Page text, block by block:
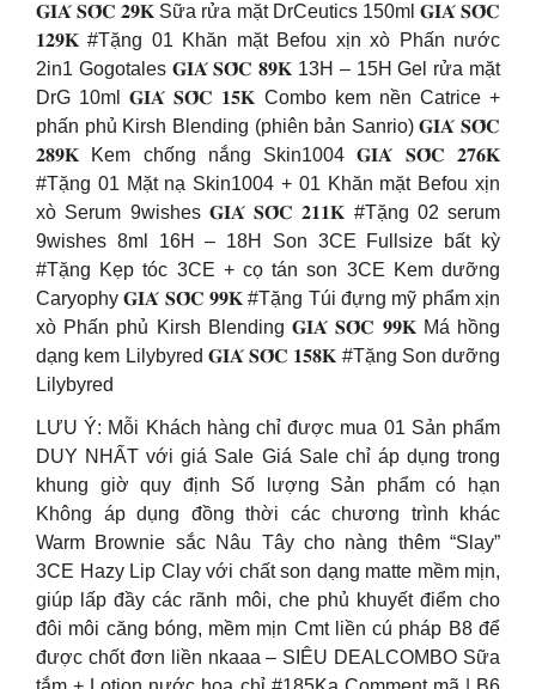
𝐆𝐈𝐀́ 𝐒𝐎̂́𝐂 𝟐𝟗𝐊 Sữa rửa mặt DrCeutics 150ml 𝐆𝐈𝐀́ 𝐒𝐎̂́𝐂
𝟏𝟐𝟗𝐊 #Tặng 01 Khăn mặt Befou xịn xò Phấn nước
2in1 Gogotales 𝐆𝐈𝐀́ 𝐒𝐎̂́𝐂 𝟖𝟗𝐊 13H – 15H Gel rửa mặt
DrG 10ml 𝐆𝐈𝐀́ 𝐒𝐎̂́𝐂 𝟏𝟓𝐊 Combo kem nền Catrice +
phấn phủ Kirsh Blending (phiên bản Sanrio) 𝐆𝐈𝐀́ 𝐒𝐎̂́𝐂
𝟐𝟖𝟗𝐊 Kem chống nắng Skin1004 𝐆𝐈𝐀́ 𝐒𝐎̂́𝐂 𝟐𝟕𝟔𝐊
#Tặng 01 Mặt nạ Skin1004 + 01 Khăn mặt Befou xịn
xò Serum 9wishes 𝐆𝐈𝐀́ 𝐒𝐎̂́𝐂 𝟐𝟏𝟏𝐊 #Tặng 02 serum
9wishes 8ml 16H – 18H Son 3CE Fullsize bất kỳ
#Tặng Kẹp tóc 3CE + cọ tán son 3CE Kem dưỡng
Caryophy 𝐆𝐈𝐀́ 𝐒𝐎̂́𝐂 𝟗𝟗𝐊 #Tặng Túi đựng mỹ phẩm xịn
xò Phấn phủ Kirsh Blending 𝐆𝐈𝐀́ 𝐒𝐎̂́𝐂 𝟗𝟗𝐊 Má hồng
dạng kem Lilybyred 𝐆𝐈𝐀́ 𝐒𝐎̂́𝐂 𝟏𝟓𝟖𝐊 #Tặng Son dưỡng
Lilybyred
LƯU Ý: Mỗi Khách hàng chỉ được mua 01 Sản phẩm
DUY NHẤT với giá Sale Giá Sale chỉ áp dụng trong
khung giờ quy định Số lượng Sản phẩm có hạn
Không áp dụng đồng thời các chương trình khác
Warm Brownie sắc Nâu Tây cho nàng thêm “Slay”
3CE Hazy Lip Clay với chất son dạng matte mềm mịn,
giúp lấp đầy các rãnh môi, che phủ khuyết điểm cho
đôi môi căng bóng, mềm mịn Cmt liền cú pháp B8 để
được chốt đơn liền nkaaa – SIÊU DEALCOMBO Sữa